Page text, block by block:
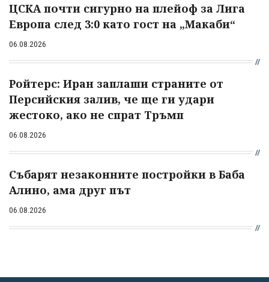
ЦСКА почти сигурно на плейоф за Лига
Европа след 3:0 като гост на „Макаби“
06.08.2026
Ройтерс: Иран заплаши страните от
Персийския залив, че ще ги удари
жестоко, ако не спрат Тръмп
06.08.2026
Събарят незаконните постройки в Баба
Алино, ама друг път
06.08.2026